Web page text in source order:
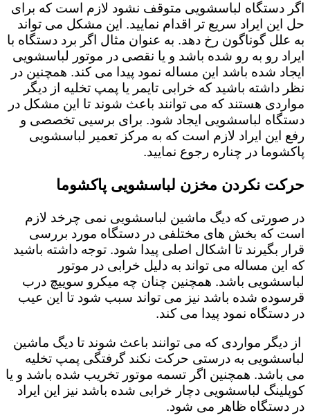
اگر دستگاه لباسشویی متوقف نشود لازم است که برای
حل این ایراد سریع تر اقدام نمایید. این مشکل می تواند
به علل گوناگون رخ دهد. به عنوان مثال اگر برد دستگاه با
ایراد رو به رو شده باشد و یا نقصی در موتور لباسشویی
ایجاد شده باشد این مساله نمود پیدا می کند. همچنین در
نظر داشته باشید که خرابی تایمر یا پمپ تخلیه از دیگر
مواردی هستند که می توانند باعث شوند تا این مشکل در
دستگاه لباسشویی ایجاد شود. برای برسیی تخصصی و
رفع این ایراد لازم است که به مرکز تعمیر لباسشویی
پاکشوما در چناره رجوع نمایید.
حرکت نکردن مخزن لباسشویی پاکشوما
در صورتی که دیگ ماشین لباسشویی نمی چرخد لازم
است که بخش های مختلفی در دستگاه مورد بررسی
قرار بگیرند تا اشکال اصلی پیدا شود. توجه داشته باشید
که این مساله می تواند به دلیل خرابی در موتور
لباسشویی باشد. همچنین چنان چه میکرو سوییچ درب
قرسوده شده باشد نیز می تواند سبب شود تا این عیب
در دستگاه نمود پیدا می کند.
از دیگر مواردی که می توانند باعث شوند تا دیگ ماشین
لباسشویی به درستی حرکت نکند گرفتگی پمپ تخلیه
می باشد. همچنین اگر تسمه موتور تخریب شده باشد و یا
کوپلینگ لباسشویی دچار خرابی شده باشد نیز این ایراد
در دستگاه ظاهر می شود.